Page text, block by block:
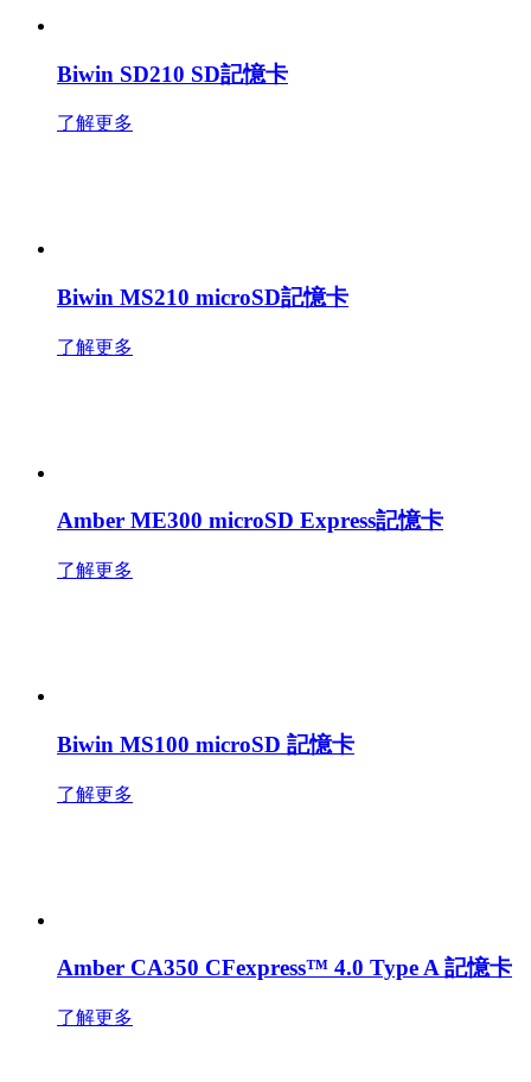
Biwin SD210 SD記憶卡
了解更多
Biwin MS210 microSD記憶卡
了解更多
Amber ME300 microSD Express記憶卡
了解更多
Biwin MS100 microSD 記憶卡
了解更多
Amber CA350 CFexpress™ 4.0 Type A 記憶卡
了解更多